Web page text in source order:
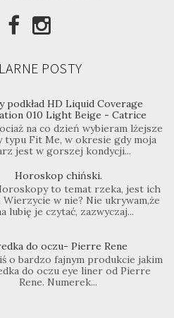
POSTY
podkład HD Liquid Coverage
010 Light Beige - Catrice
na co dzień wybieram lżejsze
typu Fit Me, w okresie gdy moja
jest w gorszej kondycji...
Horoskop chiński.
to temat rzeka, jest ich
Wierzycie w nie? Nie ukrywam,że
lubię je czytać, zazwyczaj...
do oczu- Pierre Rene
o bardzo fajnym produkcie jakim
do oczu eye liner od Pierre
Rene. Numerek...